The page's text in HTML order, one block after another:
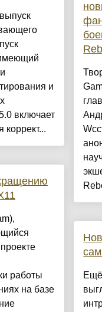
и
включает
коррект...
работы
на базе
Ещё